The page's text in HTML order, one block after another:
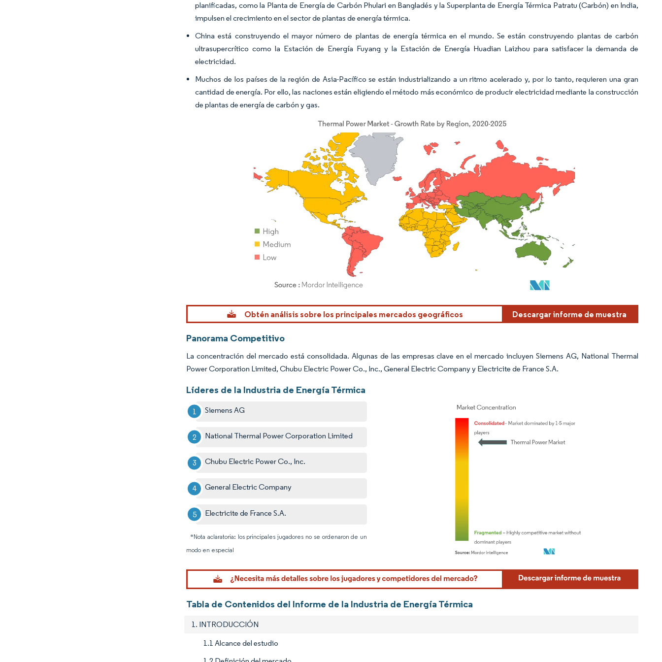
planificadas, como la Planta de Energía de Carbón Phulari en Bangladés y la Superplanta de Energía Térmica Patratu (Carbón) en India,
impulsen el crecimiento en el sector de plantas de energía térmica.
China está construyendo el mayor número de plantas de energía térmica en el mundo. Se están construyendo plantas de carbón
ultrasupercrítico como la Estación de Energía Fuyang y la Estación de Energía Huadian Laizhou para satisfacer la demanda de
electricidad.
Muchos de los países de la región de Asia-Pacífico se están industrializando a un ritmo acelerado y, por lo tanto, requieren una gran
cantidad de energía. Por ello, las naciones están eligiendo el método más económico de producir electricidad mediante la construcción
de plantas de energía de carbón y gas.
Imagen © Mordor Intelligence. El uso requiere atribución según CC BY 4.0.
Obtén análisis sobre los principales mercados geográficos Descargar informe de muestra
Panorama Competitivo
La concentración del mercado está consolidada. Algunas de las empresas clave en el mercado incluyen Siemens AG, National Thermal
Power Corporation Limited, Chubu Electric Power Co., Inc., General Electric Company y Electricite de France S.A.
Líderes de la Industria de Energía Térmica
Siemens AG
National Thermal Power Corporation Limited
Chubu Electric Power Co., Inc.
General Electric Company
Electricite de France S.A.
*Nota aclaratoria: los principales jugadores no se ordenaron de un
modo en especial
Imagen © Mordor Intelligence. El uso requiere atribución según CC BY 4.0.
Tabla de Contenidos del Informe de la Industria de Energía Térmica
1. INTRODUCCIÓN
1.1 Alcance del estudio